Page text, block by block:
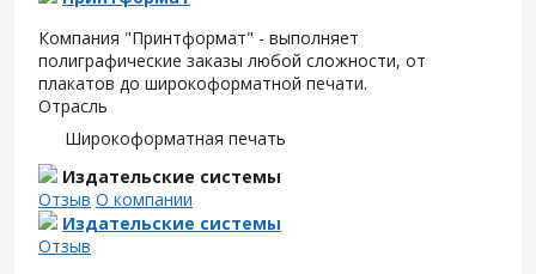
Компания "Принтформат" - выполняет
полиграфические заказы любой сложности, от
плакатов до широкоформатной печати.
Отрасль
Широкоформатная печать
Издательские системы
Отзыв О компании
Издательские системы
Отзыв